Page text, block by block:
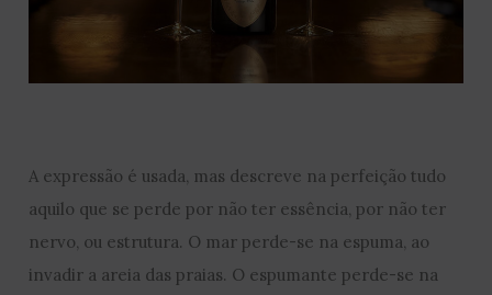
A expressão é usada, mas descreve na perfeição tudo
aquilo que se perde por não ter essência, por não ter
nervo, ou estrutura. O mar perde-se na espuma, ao
invadir a areia das praias. O espumante perde-se na